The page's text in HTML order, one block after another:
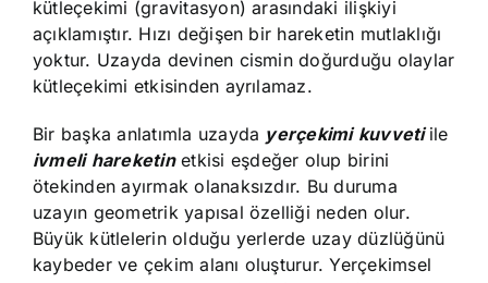
kütleçekimi (gravitasyon) arasındaki ilişkiyi
açıklamıştır. Hızı değişen bir hareketin mutlaklığı
yoktur. Uzayda devinen cismin doğurduğu olaylar
kütleçekimi etkisinden ayrılamaz.
Bir başka anlatımla uzayda yerçekimi kuvvetiile
ivmeli hareketinetkisi eşdeğer olup birini
ötekinden ayırmak olanaksızdır. Bu duruma
uzayın geometrik yapısal özelliği neden olur.
Büyük kütlelerin olduğu yerlerde uzay düzlüğünü
kaybeder ve çekim alanı oluşturur. Yerçekimsel